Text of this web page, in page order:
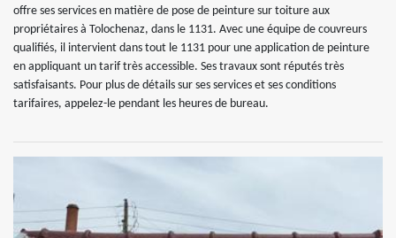
offre ses services en matière de pose de peinture sur toiture aux
propriétaires à Tolochenaz, dans le 1131. Avec une équipe de couvreurs
qualifiés, il intervient dans tout le 1131 pour une application de peinture
en appliquant un tarif très accessible. Ses travaux sont réputés très
satisfaisants. Pour plus de détails sur ses services et ses conditions
tarifaires, appelez-le pendant les heures de bureau.